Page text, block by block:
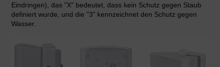
Eindringen), das "X" bedeutet, dass kein Schutz gegen Staub
definiert wurde, und die "3" kennzeichnet den Schutz gegen
Wasser.